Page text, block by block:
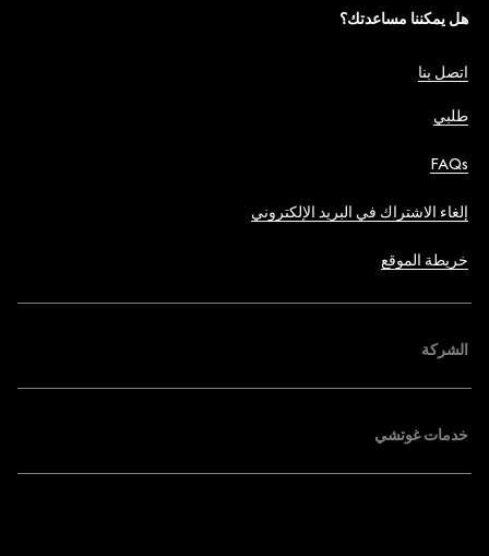
هل يمكننا مساعدتك؟
اتصل بنا
طلبي
FAQs
إلغاء الاشتراك في البريد الإلكتروني
خريطة الموقع
الشركة
خدمات غوتشي